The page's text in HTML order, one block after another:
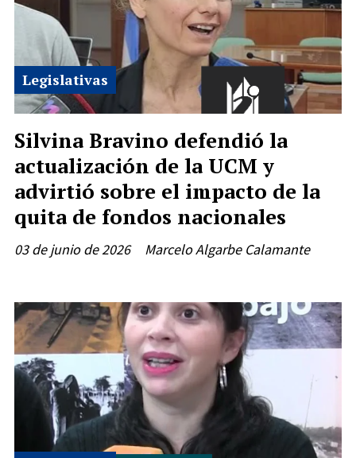
Silvina Bravino defendió la
actualización de la UCM y
advirtió sobre el impacto de la
quita de fondos nacionales
Marcelo Algarbe Calamante
Legislativas
03 de junio de 2026